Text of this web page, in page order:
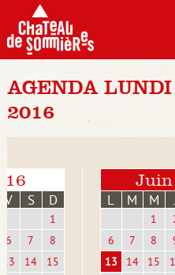
AGENDA
2016
V S D
1
6
7
8
13
14
15
Juin
L M M
1
6
7 8
13
14 15